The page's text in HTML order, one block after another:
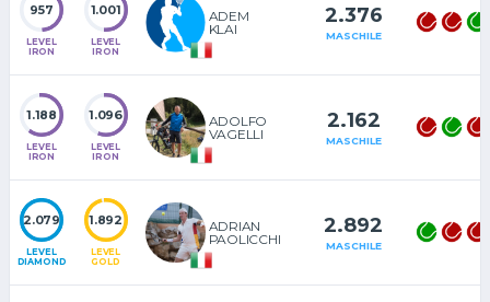
957
LEVEL
IRON
1.001
LEVEL
IRON
ADEM
KLAI
2.376
MASCHILE
1.188
LEVEL
IRON
1.096
LEVEL
IRON
ADOLFO
VAGELLI
2.162
MASCHILE
2.079
LEVEL
DIAMOND
1.892
LEVEL
GOLD
ADRIAN
PAOLICCHI
2.892
MASCHILE